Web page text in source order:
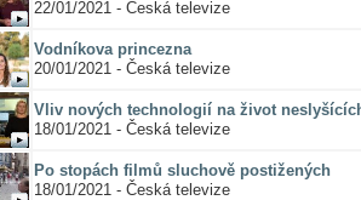
22/01/2021 - Česká televize
Vodníkova princezna
20/01/2021 - Česká televize
Vliv nových technologií na život
18/01/2021 - Česká televize
Po stopách filmů sluchově postižených
18/01/2021 - Česká televize